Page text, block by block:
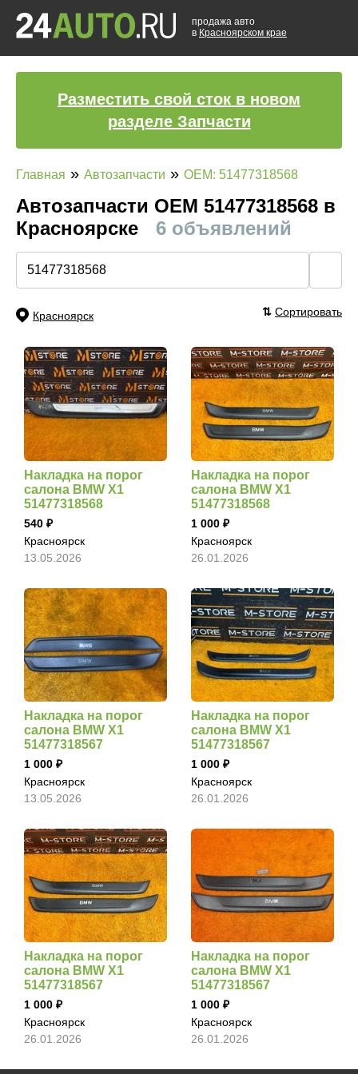
продажа авто
в Красноярском крае
Разместить свой сток в новом
разделе Запчасти
Главная » Автозапчасти » OEM: 51477318568
Автозапчасти ОЕМ 51477318568 в
Красноярске
6 объявлений
Красноярск ⇅ Сортировать
Накладка на порог
салона BMW X1
51477318568
540
Красноярск
13.05.2026
Накладка на порог
салона BMW X1
51477318568
1 000
Красноярск
26.01.2026
Накладка на порог
салона BMW X1
51477318567
1 000
Красноярск
13.05.2026
Накладка на порог
салона BMW X1
51477318567
1 000
Красноярск
26.01.2026
Накладка на порог
салона BMW X1
51477318567
1 000
Красноярск
26.01.2026
Накладка на порог
салона BMW X1
51477318567
1 000
Красноярск
26.01.2026